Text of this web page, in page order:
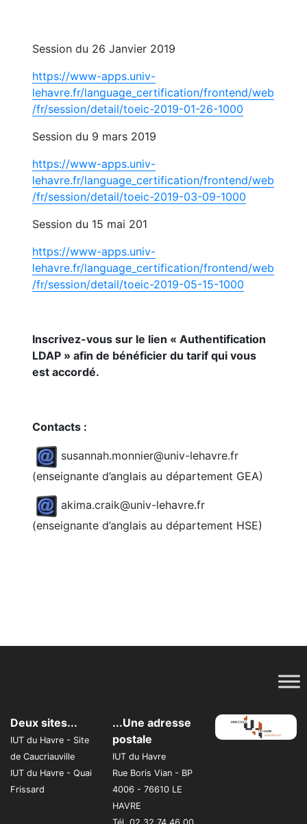
Session du 26 Janvier 2019
https://www-apps.univ-
lehavre.fr/language_certification/frontend/web
/fr/session/detail/toeic-2019-01-26-1000
Session du 9 mars 2019
https://www-apps.univ-
lehavre.fr/language_certification/frontend/web
/fr/session/detail/toeic-2019-03-09-1000
Session du 15 mai 201
https://www-apps.univ-
lehavre.fr/language_certification/frontend/web
/fr/session/detail/toeic-2019-05-15-1000
Inscrivez-vous sur le lien « Authentification
LDAP » afin de bénéficier du tarif qui vous
est accordé.
Contacts :
susannah.monnier@univ-lehavre.fr
(enseignante d’anglais au département GEA)
akima.craik@univ-lehavre.fr
(enseignante d’anglais au département HSE)
Deux sites...
IUT du Havre - Site
de Caucriauville
IUT du Havre - Quai
Frissard
...Une adresse
postale
IUT du Havre
Rue Boris Vian - BP
4006 - 76610 LE
HAVRE